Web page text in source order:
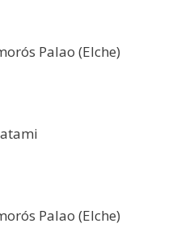
Palao (Elche)
Palao (Elche)